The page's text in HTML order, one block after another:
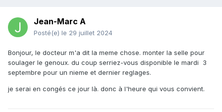
Jean-Marc A
Posté(e) le 29 juillet 2024
Bonjour, le docteur m'a dit la meme chose. monter la selle pour
soulager le genoux. du coup serriez-vous disponible le mardi 3
septembre pour un nieme et dernier reglages.
je serai en congés ce jour là. donc à l'heure qui vous convient.